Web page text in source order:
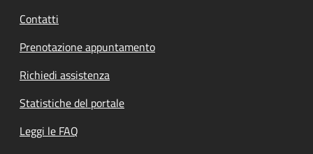
Contatti
Prenotazione appuntamento
Richiedi assistenza
Statistiche del portale
Leggi le FAQ